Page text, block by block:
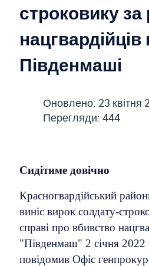
строковику за
нацгвардійців
Південмаші
Оновлено: 23 квітня
Перегляди: 444
Сидітиме довічно
Красногвардійський
виніс вирок солдату-
справі про вбивство
"Південмаш" 2 січня
повідомив Офіс